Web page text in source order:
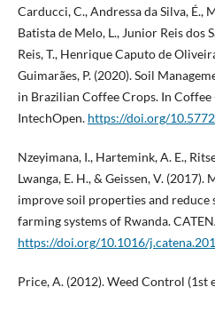
Carducci, C., Andressa da Silva, É.,
Batista de Melo, L., Junior Reis dos
Reis, T., Henrique Caputo de
Guimarães, P. (2020). Soil
in Brazilian Coffee Crops. In
IntechOpen. https://doi.org/
Nzeyimana, I., Hartemink, A. E.,
Lwanga, E. H., & Geissen, V.
improve soil properties and
farming systems of Rwanda.
https://doi.org/10.1016/
Price, A. (2012). Weed Control (1st